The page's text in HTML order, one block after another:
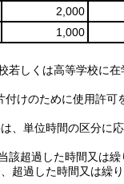
2,000
1,000
しくは高等学校に
けのために使用許可
単位時間の区分に
超過した時間又は
超過した時間又は繰